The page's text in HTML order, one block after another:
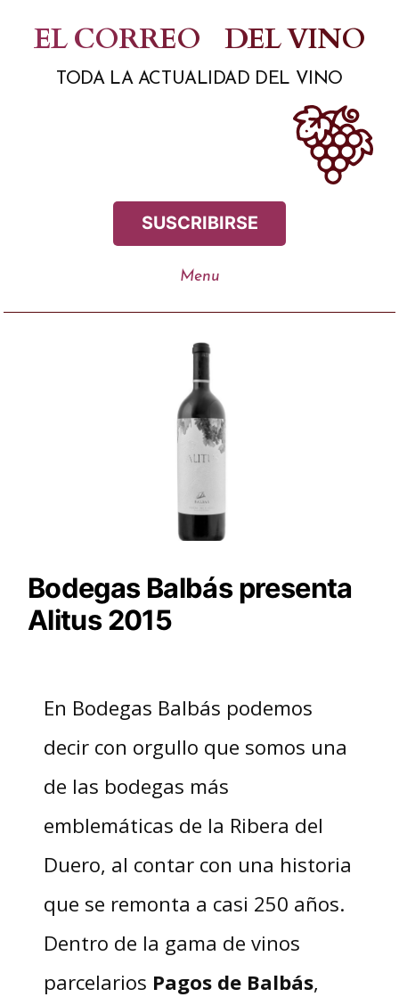
contenido
EL CORREO DEL VINO
TODA LA ACTUALIDAD DEL VINO
SUSCRIBIRSE
Bodegas Balbás presenta
Alitus 2015
En Bodegas Balbás podemos
decir con orgullo que somos una
de las bodegas más
emblemáticas de la Ribera del
Duero, al contar con una historia
que se remonta a casi 250 años.
Dentro de la gama de vinos
parcelarios Pagos de Balbás,